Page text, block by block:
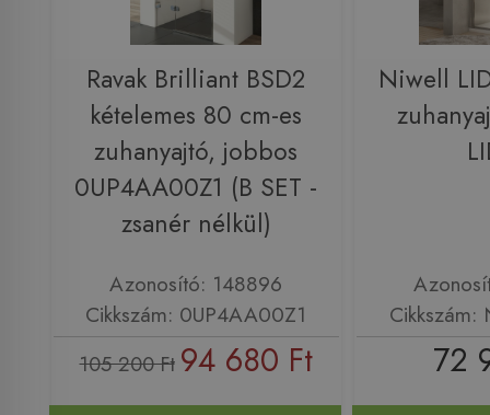
Ravak Brilliant BSD2
kételemes 80 cm-es
zuhanyajtó, jobbos
0UP4AA00Z1 (B SET -
zsanér nélkül)
Azonosító: 148896
Cikkszám: 0UP4AA00Z1
105 200 Ft 94 680 Ft
Niwell
72